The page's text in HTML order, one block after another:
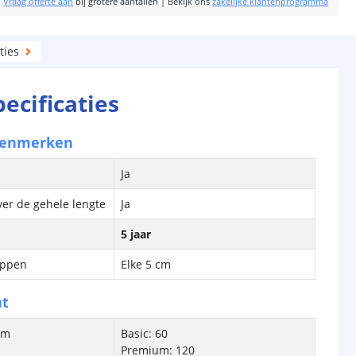
Ja
de gehele lengte
Ja
5 jaar
Elke 5 cm
Basic: 60
Premium: 120